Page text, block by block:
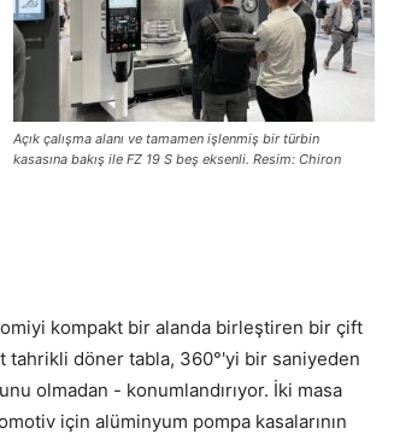
Açık çalışma alanı ve tamamen işlenmiş bir türbin
kasasına bakış ile FZ 19 S beş eksenli. Resim: Chiron
kompakt bir alanda birleştiren bir çift
döner tabla, 360°'yi bir saniyeden
olmadan - konumlandırıyor. İki masa
için alüminyum pompa kasalarının